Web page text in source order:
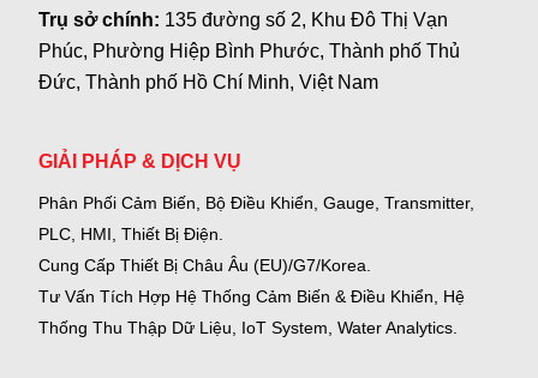
Trụ sở chính: 135 đường số 2, Khu Đô Thị Vạn
Phúc, Phường Hiệp Bình Phước, Thành phố Thủ
Đức, Thành phố Hồ Chí Minh, Việt Nam
GIẢI PHÁP & DỊCH VỤ
Phân Phối Cảm Biến, Bộ Điều Khiển, Gauge, Transmitter,
PLC, HMI, Thiết Bị Điện.
Cung Cấp Thiết Bị Châu Âu (EU)/G7/Korea.
Tư Vấn Tích Hợp Hệ Thống Cảm Biến & Điều Khiển, Hệ
Thống Thu Thập Dữ Liệu, IoT System, Water Analytics.